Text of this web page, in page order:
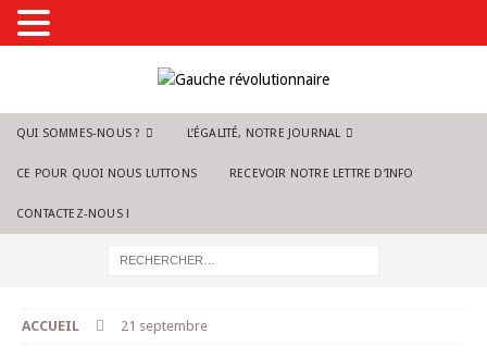
QUI SOMMES-NOUS ? L’ÉGALITÉ, NOTRE JOURNAL
CE POUR QUOI NOUS LUTTONS RECEVOIR NOTRE LETTRE D’INFO
CONTACTEZ-NOUS !
ACCUEIL 21 septembre